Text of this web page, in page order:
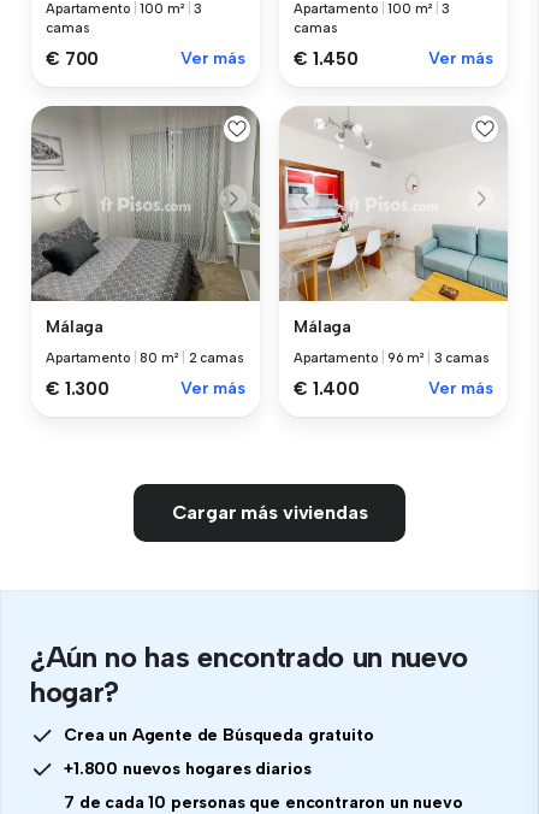
Apartamento |100 m² |3
camas
€ 700 Ver más
Apartamento |100 m² |3
camas
€ 1.450 Ver más
Málaga
Apartamento |80 m² 2 camas
€ 1.300 Ver más
Málaga
Apartamento |96 m² 3 camas
€ 1.400 Ver más
Cargar más viviendas
¿Aún no has encontrado un nuevo
hogar?
Crea un Agente de Búsqueda gratuito
+1.800 nuevos hogares diarios
7 de cada 10 personas que encontraron un nuevo